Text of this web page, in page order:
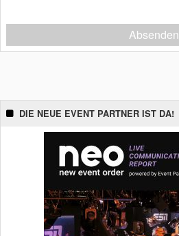
Absenden
DIE NEUE EVENT PARTNER IST DA!